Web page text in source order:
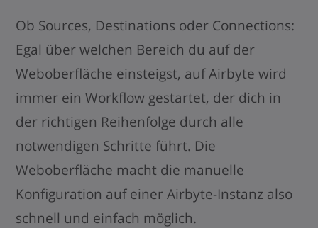
Ob Sources, Destinations oder Connections:
Egal über welchen Bereich du auf der
Weboberfläche einsteigst, auf Airbyte wird
immer ein Workflow gestartet, der dich in
der richtigen Reihenfolge durch alle
notwendigen Schritte führt. Die
Weboberfläche macht die manuelle
Konfiguration auf einer Airbyte-Instanz also
schnell und einfach möglich.